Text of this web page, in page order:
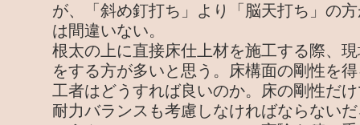
が、「斜め釘打ち」より「脳天打ち」の
は間違いない。
根太の上に直接床仕上材を施工する際、
をする方が多いと思う。床構面の剛性を
工者はどうすれば良いのか。床の剛性だ
耐力バランスも考慮しなければならない